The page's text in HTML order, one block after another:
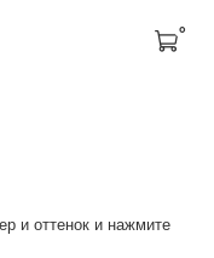
0
и оттенок и нажмите